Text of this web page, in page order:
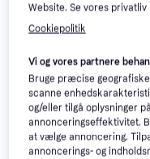
Populær
Warrior Yoga Mat
4mm
Website. Se vores
Cookiepolitik
Vi og vores partnere
Bruge præcise
scanne
og/eller tilgå oplysninger
annonceringseffektivitet.
at vælge annoncering.
annoncerings- og